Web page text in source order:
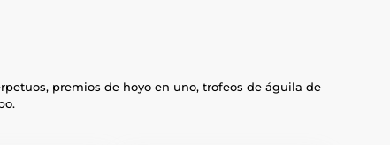
premios de hoyo en uno, trofeos de águila de